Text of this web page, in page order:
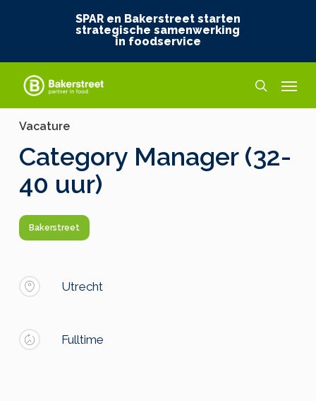
content
SPAR en Bakerstreet starten
strategische samenwerking
in foodservice
search
Vacature
Category Manager (32-
40 uur)
Bakerstreet
Utrecht
Fulltime